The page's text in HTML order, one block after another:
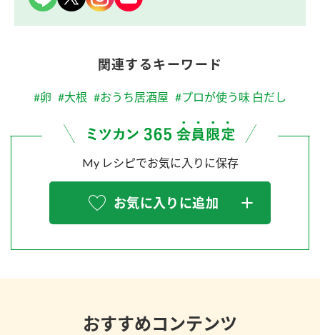
関連するキーワード
#卵 #大根 #おうち居酒屋 #プロが使う味 白だし
My レシピでお気に入りに保存
お気に入りに追加
おすすめコンテンツ